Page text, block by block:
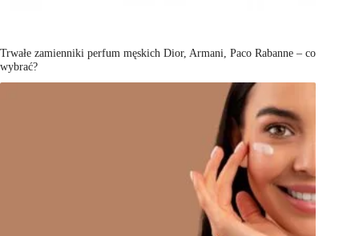
Trwałe zamienniki perfum męskich Dior, Armani, Paco Rabanne – co
wybrać?